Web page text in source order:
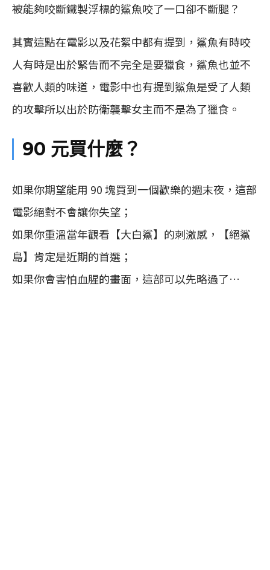
被能夠咬斷鐵製浮標的鯊魚咬了一口卻不斷腿？
其實這點在電影以及花絮中都有提到，鯊魚有時咬
人有時是出於緊告而不完全是要獵食，鯊魚也並不
喜歡人類的味道，電影中也有提到鯊魚是受了人類
的攻擊所以出於防衛襲擊女主而不是為了獵食。
90 元買什麼？
如果你期望能用 90 塊買到一個歡樂的週末夜，這部
電影絕對不會讓你失望；
如果你重溫當年觀看【大白鯊】的刺激感，【絕鯊
島】肯定是近期的首選；
如果你會害怕血腥的畫面，這部可以先略過了…